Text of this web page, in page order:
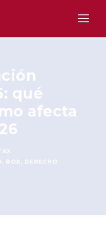
qué
afecta
, BOE , DERECHO